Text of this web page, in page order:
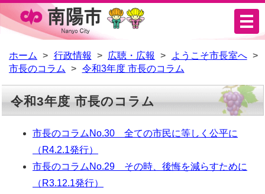
ニ
ュ
ホーム 行政情報 広聴・広報
ようこそ市長室へ
市長のコラム
令和3年度 市長のコラム
令和3年度 市長のコラム
市長のコラムNo.30 全ての市民に等しく公平に
（R4.2.1発行）
市長のコラムNo.29 その時、後悔を減らすために
（R3.12.1発行）